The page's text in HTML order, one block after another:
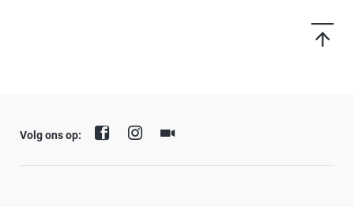
Volg ons op: